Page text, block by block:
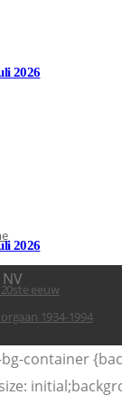
eeuw
1934-1994
2026
2026
container